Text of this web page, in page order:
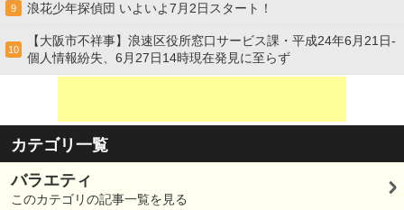
9 浪花少年探偵団 いよいよ7月2日スタート！
10
【大阪市不祥事】浪速区役所窓口サービス課・平成24年6月21日-
個人情報紛失、6月27日14時現在発見に至らず
カテゴリ一覧
バラエティ
このカテゴリの記事一覧を見る